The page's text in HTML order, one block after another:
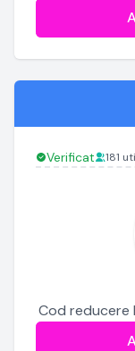
Verificat 181
Cod reducere